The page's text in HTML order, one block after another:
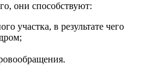
они способствуют:
участка, в результате чего